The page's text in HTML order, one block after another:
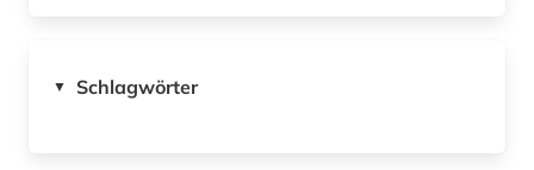
▼ Schlagwörter